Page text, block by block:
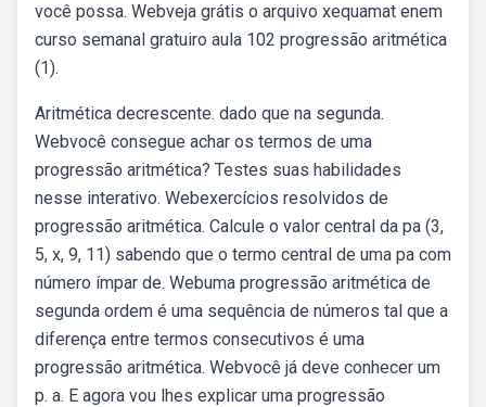
você possa. Webveja grátis o arquivo xequamat enem
curso semanal gratuiro aula 102 progressão aritmética
(1).
Aritmética decrescente. dado que na segunda.
Web você consegue achar os termos de uma
progressão aritmética? Testes suas habilidades
nesse interativo. Webexercícios resolvidos de
progressão aritmética. Calcule o valor central da pa (3,
5, x, 9, 11) sabendo que o termo central de uma pa com
número ímpar de. Webuma progressão aritmética de
segunda ordem é uma sequência de números tal que a
diferença entre termos consecutivos é uma
progressão aritmética. Webvocê já deve conhecer um
p. a. E agora vou lhes explicar uma progressão